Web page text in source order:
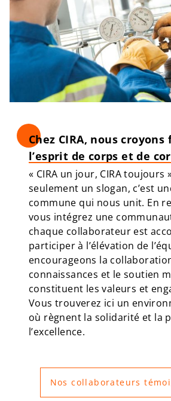
Chez CIRA, nous
l’esprit de corps et de
« CIRA un jour, CIRA toujours
seulement un slogan, c’est
commune qui nous unit. En
vous intégrez une
chaque collaborateur est
participer à l’élévation de
encourageons la
connaissances et le soutien
constituent lesvaleurs et
Vous trouverez ici un
où règnent la solidarité et la
l’excellence.
Nos collaborateurs